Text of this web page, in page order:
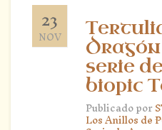
23
NOV
Dragón
serie
biopic
Publicado por
Los Anillos de